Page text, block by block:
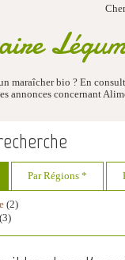
maraîcher bio ? En
annonces concernant
Par Régions *
(2)
(3)